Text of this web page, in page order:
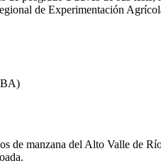
de Experimentación
de manzana del Alto Valle de